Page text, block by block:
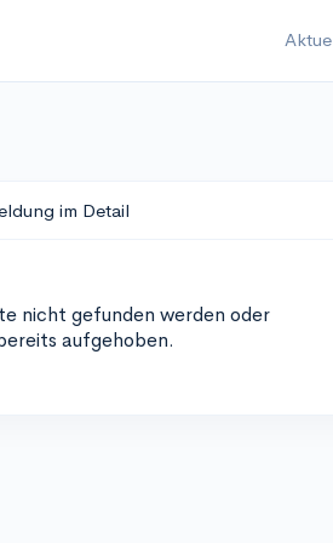
im Detail
nicht gefunden werden oder
aufgehoben.